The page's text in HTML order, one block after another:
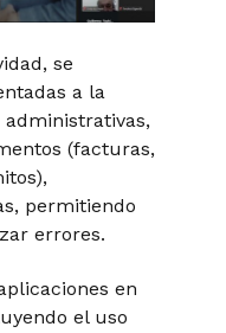
se
a la
(facturas,
permitiendo
errores.
en
el uso